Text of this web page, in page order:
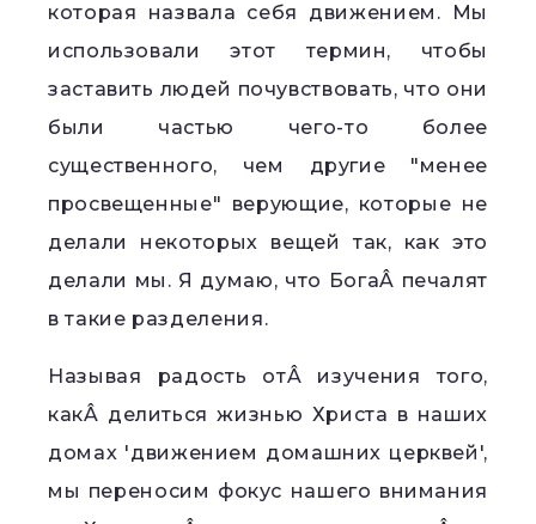
которая назвала себя движением. Мы
использовали этот термин, чтобы
заставить людей почувствовать, что они
были частью чего-то более
существенного, чем другие "менее
просвещенные" верующие, которые не
делали некоторых вещей так, как это
делали мы. Я думаю, что БогаÂ печалят
в такие разделения.
Называя радость отÂ изучения того,
какÂ делиться жизнью Христа в наших
домах 'движением домашних церквей',
мы переносим фокус нашего внимания